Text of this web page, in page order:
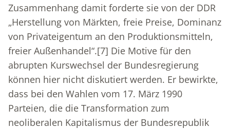
Zusammenhang damit forderte sie von der DDR
„Herstellung von Märkten, freie Preise, Dominanz
von Privateigentum an den Produktionsmitteln,
freier Außenhandel“.[7] Die Motive für den
abrupten Kurswechsel der Bundesregierung
können hier nicht diskutiert werden. Er bewirkte,
dass bei den Wahlen vom 17. März 1990
Parteien, die die Transformation zum
neoliberalen Kapitalismus der Bundesrepublik